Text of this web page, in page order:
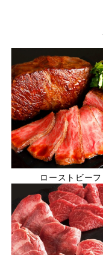
ローストビーフ